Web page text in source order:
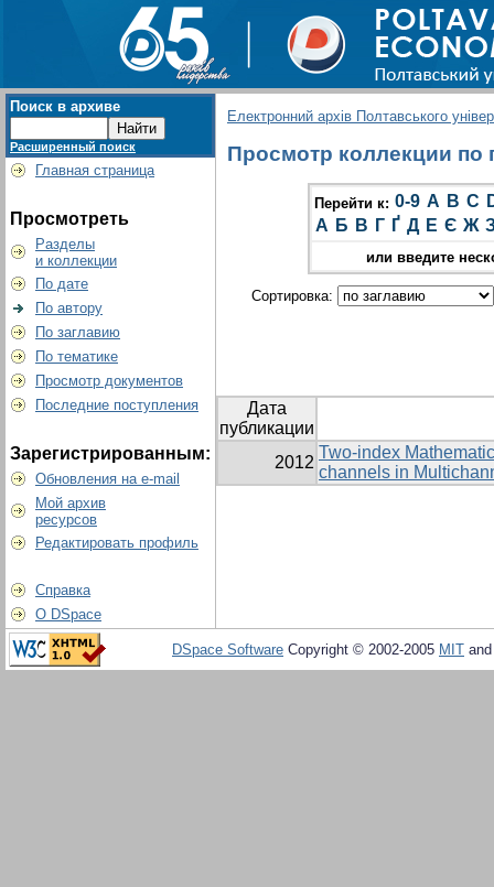
Поиск в архиве
Расширенный поиск
Главная страница
Просмотреть
Разделы
и коллекции
По дате
По автору
По заглавию
По тематике
Просмотр документов
Последние поступления
Зарегистрированным:
Обновления на e-mail
Мой архив
ресурсов
Редактировать профиль
Справка
О DSpace
Електронний архів Полтавського
Просмотр коллекции по
Перейти к: 0-9 A B C
А Б В Г Ґ Д Е Є Ж
или введите
Сортировка:
Дата
публикации
2012
Two-index
channels in
DSpace Software Copyright © 2002-2005 MIT